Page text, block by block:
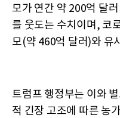
모가 연간 약 200억 달
를 웃도는 수치이며, 코
모(약 460억 달러)와 유
트럼프 행정부는 이와
적 긴장 고조에 따른 농